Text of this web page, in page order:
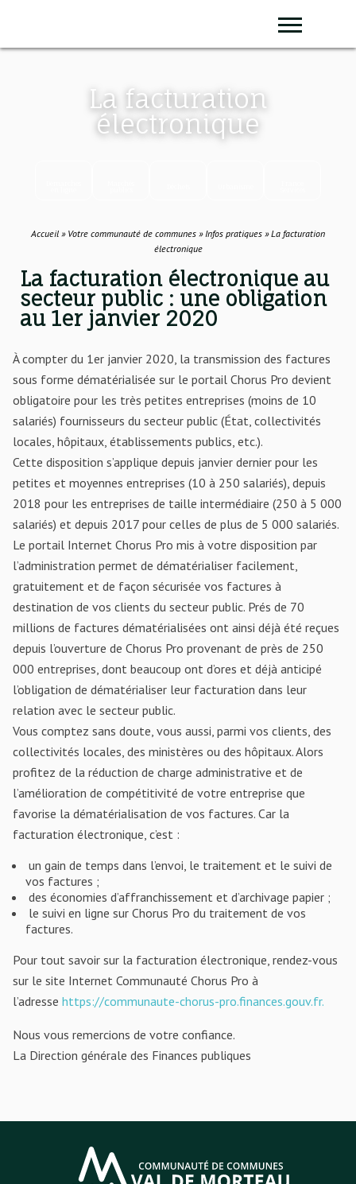
La facturation
électronique
Accueil » Votre communauté de communes »Infos pratiques »La facturation
électronique
La facturation électronique au
secteur public : une obligation
au 1er janvier 2020
À compter du 1er janvier 2020, la transmission des factures
sous forme dématérialisée sur le portail Chorus Pro devient
obligatoire pour les très petites entreprises (moins de 10
salariés) fournisseurs du secteur public (État, collectivités
locales, hôpitaux, établissements publics, etc.).
Cette disposition s’applique depuis janvier dernier pour les
petites et moyennes entreprises (10 à 250 salariés), depuis
2018 pour les entreprises de taille intermédiaire (250 à 5 000
salariés) et depuis 2017 pour celles de plus de 5 000 salariés.
Le portail Internet Chorus Pro mis à votre disposition par
l’administration permet de dématérialiser facilement,
gratuitement et de façon sécurisée vos factures à
destination de vos clients du secteur public. Prés de 70
millions de factures dématérialisées ont ainsi déjà été reçues
depuis l’ouverture de Chorus Pro provenant de près de 250
000 entreprises, dont beaucoup ont d’ores et déjà anticipé
l’obligation de dématérialiser leur facturation dans leur
relation avec le secteur public.
Vous comptez sans doute, vous aussi, parmi vos clients, des
collectivités locales, des ministères ou des hôpitaux. Alors
profitez de la réduction de charge administrative et de
l’amélioration de compétitivité de votre entreprise que
favorise la dématérialisation de vos factures. Car la
facturation électronique, c’est :
un gain de temps dans l’envoi, le traitement et le suivi de
vos factures ;
des économies d’affranchissement et d’archivage papier ;
le suivi en ligne sur Chorus Pro du traitement de vos
factures.
Pour tout savoir sur la facturation électronique, rendez-vous
sur le site Internet Communauté Chorus Pro à
l’adresse https://communaute-chorus-pro.finances.gouv.fr.
Nous vous remercions de votre confiance.
La Direction générale des Finances publiques